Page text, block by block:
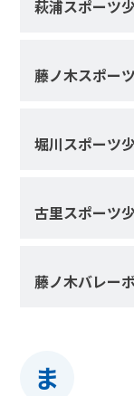
萩浦スポーツ
藤ノ木スポー
堀川スポーツ
古里スポーツ
藤ノ木バレー
ま